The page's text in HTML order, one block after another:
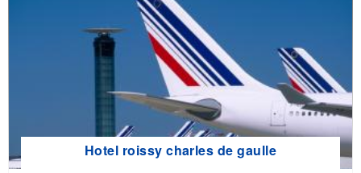
Hotel roissy charles de gaulle